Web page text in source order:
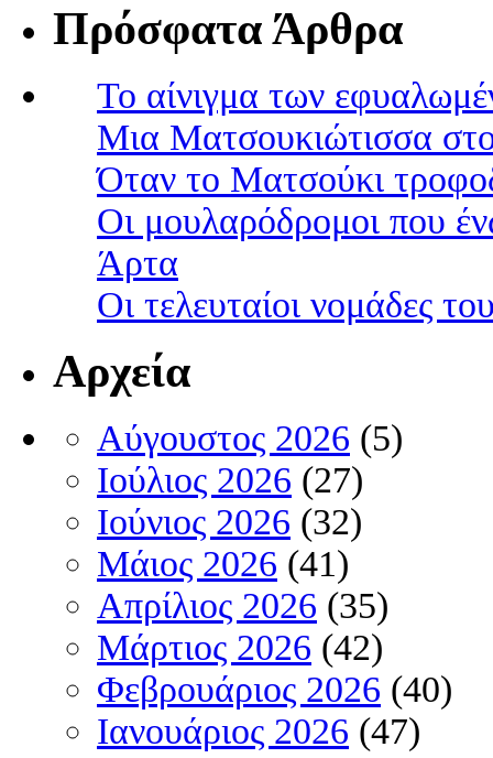
Πρόσφατα Άρθρα
Το αίνιγμα των
Μια Ματσουκιώτισσα
Όταν το Ματσούκι
Οι μουλαρόδρομοι που
Άρτα
Οι τελευταίοι νομάδες
Αρχεία
Αύγουστος 2026 (5)
Ιούλιος 2026 (27)
Ιούνιος 2026 (32)
Μάιος 2026 (41)
Απρίλιος 2026 (35)
Μάρτιος 2026 (42)
Φεβρουάριος 2026 (40)
Ιανουάριος 2026 (47)